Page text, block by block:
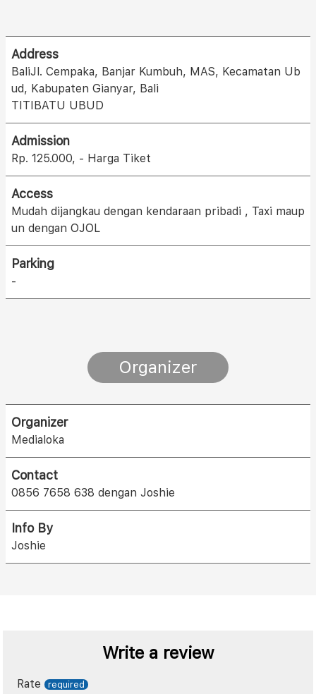
Address
BaliJl. Cempaka, Banjar Kumbuh, MAS, Kecamatan Ub
ud, Kabupaten Gianyar, Bali
TITIBATU UBUD
Admission
Rp. 125.000, - Harga Tiket
Access
Mudah dijangkau dengan kendaraan pribadi , Taxi maup
un dengan OJOL
Parking
-
Organizer
Organizer
Medialoka
Contact
0856 7658 638 dengan Joshie
Info By
Joshie
Write a review
Rate